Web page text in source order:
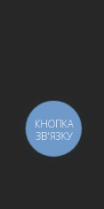
КНОПКА
ЗВ'ЯЗКУ